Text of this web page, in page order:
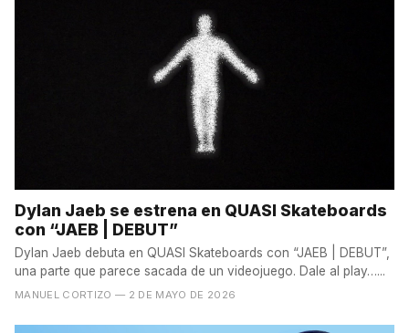
Dylan Jaeb se estrena en QUASI Skateboards
con “JAEB | DEBUT”
Dylan Jaeb debuta en QUASI Skateboards con “JAEB | DEBUT”,
una parte que parece sacada de un videojuego. Dale al play…...
MANUEL CORTIZO — 2 DE MAYO DE 2026